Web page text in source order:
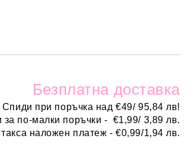
Безплатна доставка
при поръчка над€49/ 95,84 лв!
по-малки поръчки - €1,99/ 3,89 лв.
такса наложен платеж -€0,99/1,94 лв.